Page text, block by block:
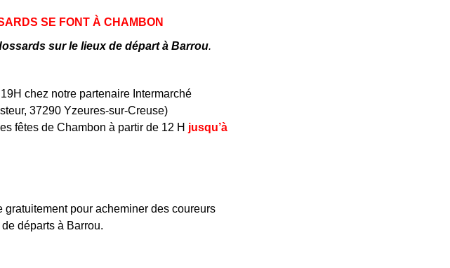
SE FONT À CHAMBON
sur le lieux de départ à Barrou.
chez notre partenaire Intermarché
37290 Yzeures-sur-Creuse)
fêtes de Chambon à partir de 12 H jusqu’à
gratuitement pour acheminer des coureurs
départs à Barrou.